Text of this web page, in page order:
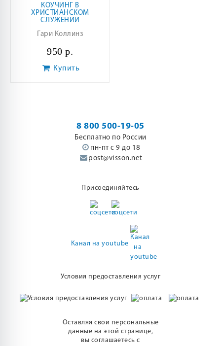
КОУЧИНГ В
ХРИСТИАНСКОМ
СЛУЖЕНИИ
Гари Коллинз
950 р.
Купить
8 800 500-19-05
Бесплатно по России
пн-пт с 9 до 18
post@visson.net
Присоединяйтесь
Канал на youtube
Условия предоставления услуг
Оставляя свои персональные
данные на этой странице,
вы соглашаетесь с